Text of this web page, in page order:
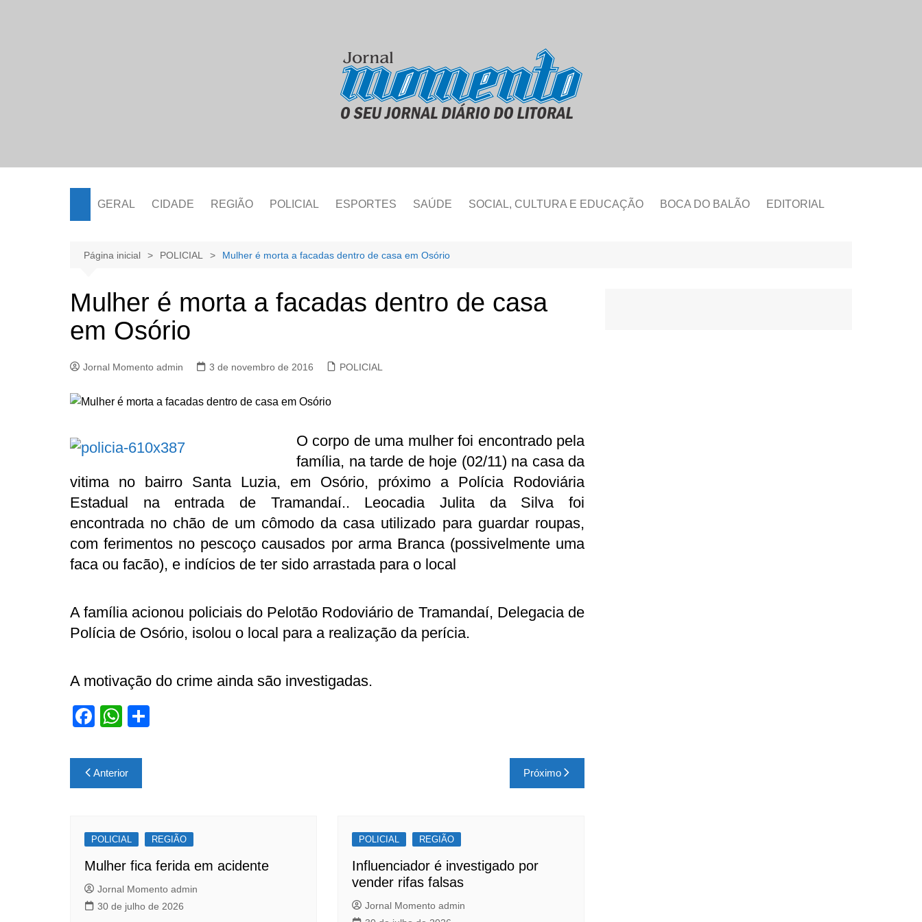
GERAL CIDADE REGIÃO POLICIAL ESPORTES SAÚDE SOCIAL, CULTURA E EDUCAÇÃO BOCA DO BALÃO EDITORIAL
Página inicial POLICIAL Mulher é morta a facadas dentro de casa em Osório
Mulher é morta a facadas dentro de casa
em Osório
Jornal Momento admin 3 de novembro de 2016 POLICIAL
O corpo de uma mulher foi encontrado pela
família, na tarde de hoje (02/11) na casa da
vitima no bairro Santa Luzia, em Osório, próximo a Polícia Rodoviária
Estadual na entrada de Tramandaí.. Leocadia Julita da Silva foi
encontrada no chão de um cômodo da casa utilizado para guardar roupas,
com ferimentos no pescoço causados por arma Branca (possivelmente uma
faca ou facão), e indícios de ter sido arrastada para o local
A família acionou policiais do Pelotão Rodoviário de Tramandaí, Delegacia de
Polícia de Osório, isolou o local para a realização da perícia.
A motivação do crime ainda são investigadas.
F
c
e
o
o
k
W
at
s
p
p
Navegação
de
Anterior Próximo
POLICIAL REGIÃO
Mulher fica ferida em acidente
Jornal Momento admin
30 de julho de 2026
POLICIAL REGIÃO
Influenciador é investigado por
vender rifas falsas
Jornal Momento admin